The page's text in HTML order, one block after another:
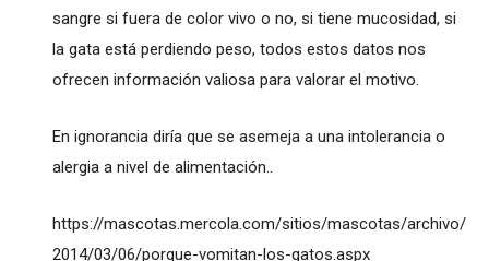
sangre si fuera de color vivo o no, si tiene mucosidad, si
la gata está perdiendo peso, todos estos datos nos
ofrecen información valiosa para valorar el motivo.
En ignorancia diría que se asemeja a una intolerancia o
alergia a nivel de alimentación..
https://mascotas.mercola.com/sitios/mascotas/archivo/
2014/03/06/porque-vomitan-los-gatos.aspx